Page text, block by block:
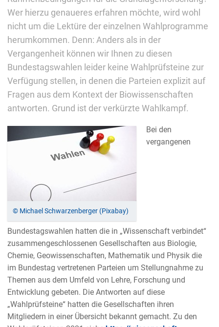
Wer hierzu genaueres erfahren möchte, wird wohl
nicht um die Lektüre der einzelnen Wahlprogramme
herumkommen. Denn: Anders als in der
Vergangenheit können wir Ihnen zu diesen
Bundestagswahlen leider keine Wahlprüfsteine zur
Verfügung stellen, in denen die Parteien explizit auf
Fragen aus dem Kontext der Biowissenschaften
antworten. Grund ist der verkürzte Wahlkampf.
© Michael Schwarzenberger (Pixabay)
Bei den
vergangenen
Bundestagswahlen hatten die in „Wissenschaft verbindet“
zusammengeschlossenen Gesellschaften aus Biologie,
Chemie, Geowissenschaften, Mathematik und Physik die
im Bundestag vertretenen Parteien um Stellungnahme zu
Themen aus dem Umfeld von Lehre, Forschung und
Entwicklung gebeten. Die Antworten auf diese
„Wahlprüfsteine“ hatten die Gesellschaften ihren
Mitgliedern in einer Übersicht bekannt gemacht. Zu den